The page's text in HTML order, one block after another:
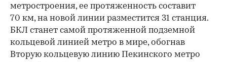
метростроения, ее протяженность составит
70 км, на новой линии разместится 31 станция.
БКЛ станет самой протяженной подземной
кольцевой линией метро в мире, обогнав
Вторую кольцевую линию Пекинского метро